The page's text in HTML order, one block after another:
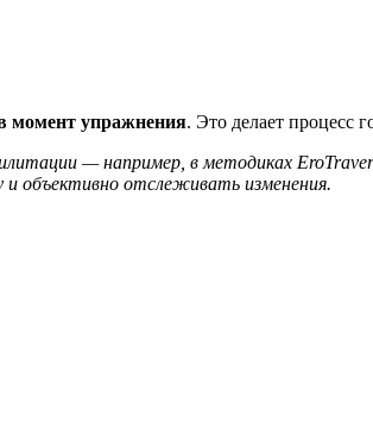
момент упражнения. Это делает процесс
— например, в методиках
объективно отслеживать изменения.